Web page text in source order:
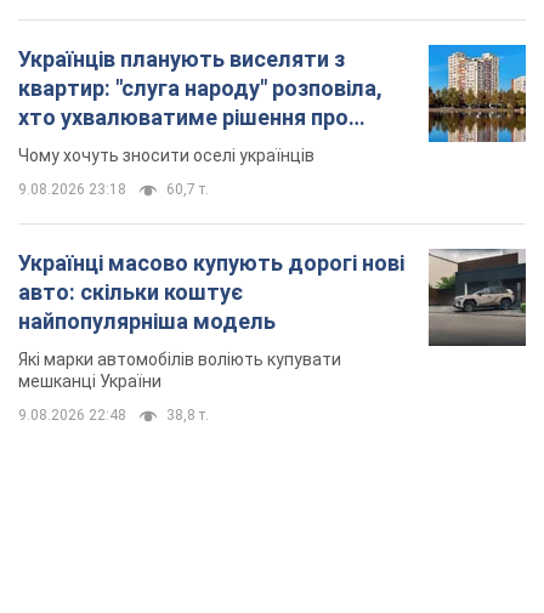
Українці масово купують дорогі нові
авто: скільки коштує
найпопулярніша модель
Які марки автомобілів воліють купувати